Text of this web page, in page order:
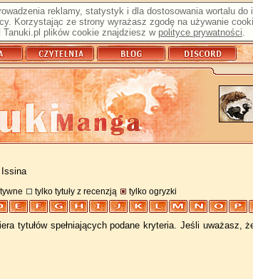
reklamy, statystyk i dla dostosowania wortalu
Korzystając ze strony wyrażasz zgodę na używanie
plików cookie znajdziesz w polityce prywatności.
tylko tytuły z recenzją tylko ogryzki
tytułów spełniających podane kryteria. Jeśli uważasz,